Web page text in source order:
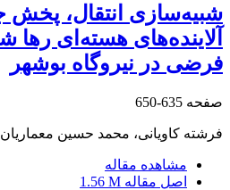
شبیه‌سازی انتقال،
آلاینده‌های هسته‌ای رها
فرضی در نیروگاه بوشهر
صفحه 635-650
فرشته کاویانی، محمد حسین
مشاهده مقاله
اصل مقاله 1.56 M